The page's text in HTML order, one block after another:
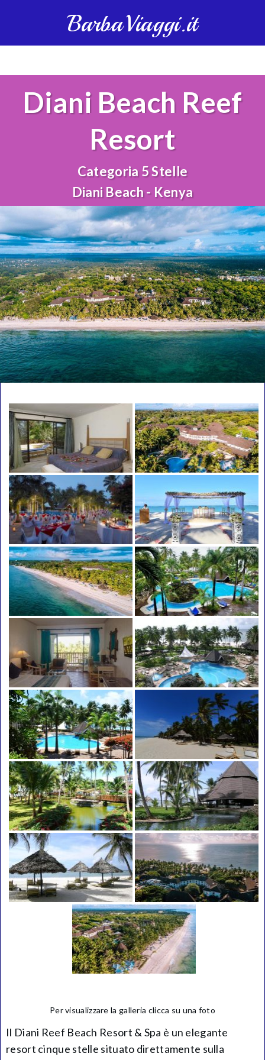
BarbaViaggi.it
Diani Beach Reef
Resort
Categoria 5 Stelle
Diani Beach - Kenya
Per visualizzare la galleria clicca su una foto
Il Diani Reef Beach Resort & Spa è un elegante
resort cinque stelle situato direttamente sulla